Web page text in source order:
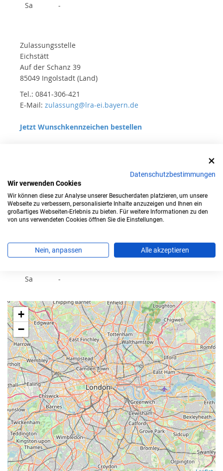
Sa -
Zulassungsstelle
Eichstätt
Auf der Schanz 39
85049 Ingolstadt (Land)
Tel.: 0841-306-421
E-Mail: zulassung@lra-ei.bayern.de
Jetzt Wunschkennzeichen bestellen
Mo
07:30 - 12:00
Di
07:30 - 12:00; 14:00 - 16:30
Mi
07:30 - 12:00
Do
07:30 - 12:00; 14:00 - 16:30
Fr
07:30 - 12:00
Sa
-
+
−
Datenschutzbestimmungen
Wir verwenden Cookies
Wir können diese zur Analyse unserer Besucherdaten platzieren, um unsere
Webseite zu verbessern, personalisierte Inhalte anzuzeigen und Ihnen ein
großartiges Webseiten-Erlebnis zu bieten. Für weitere Informationen zu den
von uns verwendeten Cookies öffnen Sie die Einstellungen.
Nein, anpassen Alle akzeptieren